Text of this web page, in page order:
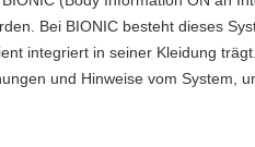
Bei BIONIC besteht dieses
integriert in seiner Kleidung
und Hinweise vom System,